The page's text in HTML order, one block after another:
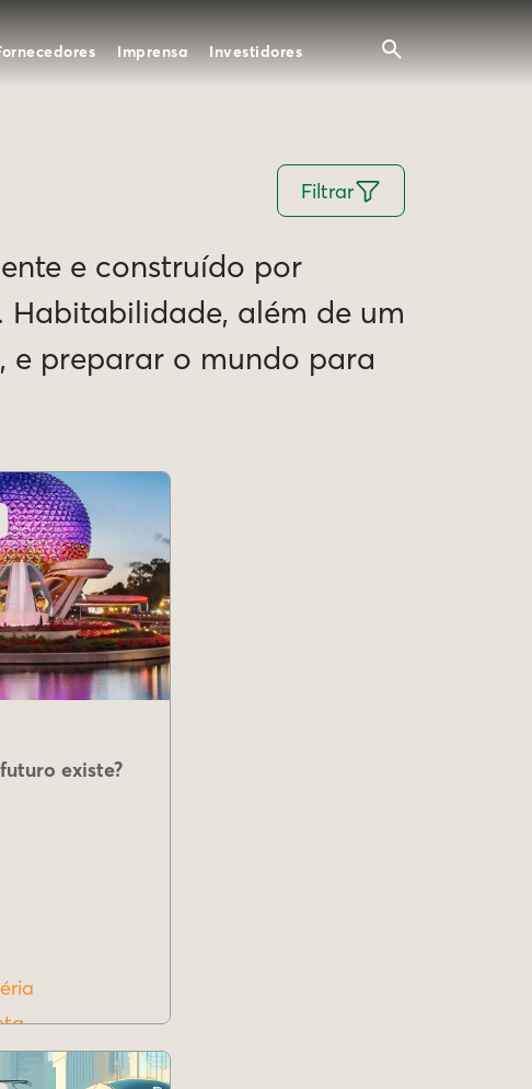
Imprensa Investidores
Filtrar
e construído por
além de um
e preparar o mundo para
existe?